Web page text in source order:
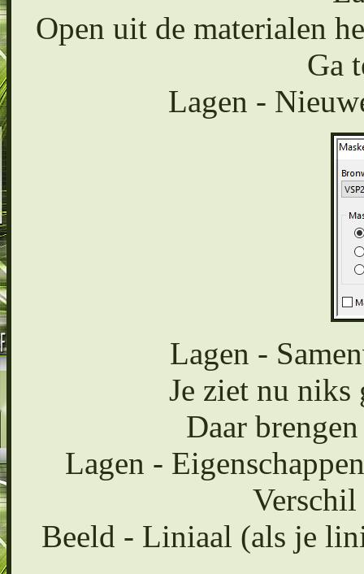
Open uit de materialen
Ga
Lagen -
Lagen -
Je ziet nu niks
Daar
Lagen -
Beeld - Liniaal (als je